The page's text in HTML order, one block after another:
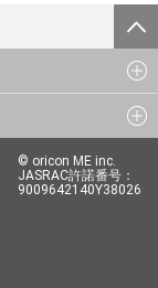
© oricon ME inc.
JASRAC許諾番号：
9009642140Y38026